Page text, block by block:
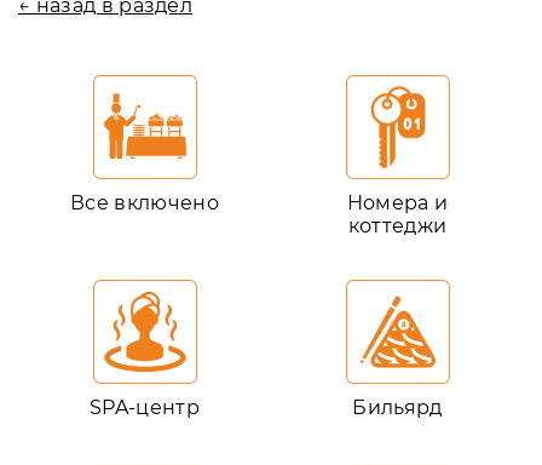
← назад в раздел
Все включено
Номера и
коттеджи
SPA-центр Бильярд